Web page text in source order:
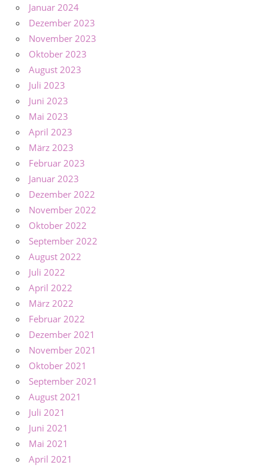
Januar 2024
Dezember 2023
November 2023
Oktober 2023
August 2023
Juli 2023
Juni 2023
Mai 2023
April 2023
März 2023
Februar 2023
Januar 2023
Dezember 2022
November 2022
Oktober 2022
September 2022
August 2022
Juli 2022
April 2022
März 2022
Februar 2022
Dezember 2021
November 2021
Oktober 2021
September 2021
August 2021
Juli 2021
Juni 2021
Mai 2021
April 2021